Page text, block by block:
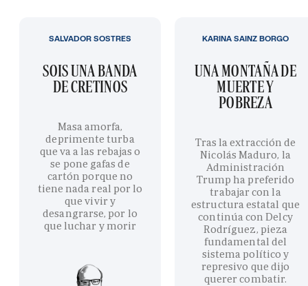
SOIS UNA BANDA
DE CRETINOS
Masa amorfa,
deprimente turba
que va a las rebajas o
se pone gafas de
cartón porque no
tiene nada real por lo
que vivir y
desangrarse, por lo
que luchar y morir
SALVADOR SOSTRES
UNA MONTAÑA DE
MUERTE Y
POBREZA
Tras la extracción de
Nicolás Maduro, la
Administración
Trump ha preferido
trabajar con la
estructura estatal que
continúa con Delcy
Rodríguez, pieza
fundamental del
sistema político y
represivo que dijo
querer combatir.
KARINA SAINZ BORGO